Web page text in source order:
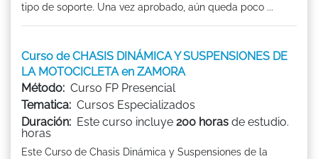
tipo de soporte. Una vez aprobado, aún queda poco ...
Curso de CHASIS DINÁMICA Y SUSPENSIONES DE
LA MOTOCICLETA en ZAMORA
Método: Curso FP Presencial
Tematica: Cursos Especializados
Duración: Este curso incluye 200 horas de estudio.
horas
Este Curso de Chasis Dinámica y Suspensiones de la